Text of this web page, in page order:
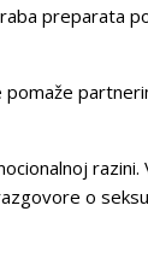
preparata
razini.
o